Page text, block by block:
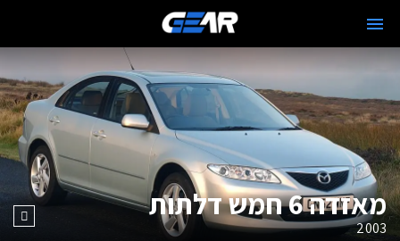
מאזדה 6 חמש דלתות
2003